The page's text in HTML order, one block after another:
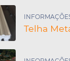
Telha
de Telha
com
Telha Isotérmica
Telha Sanduíche
Telha